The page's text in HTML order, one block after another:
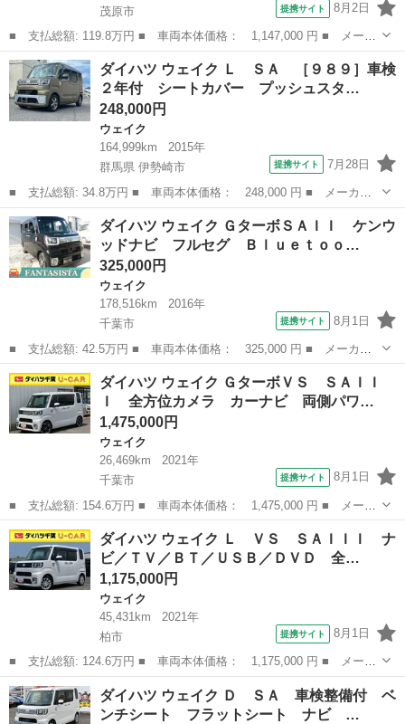
茂原市
提携サイト 8月2日
■ 支払総額: 119.8万円 ■ 車両本体価格： 1,147,000 円 ■ メーカ
ー名： ダイハツ ■ 車種名： ウェイク ■ グレード名： Ｇター
ボリミテッドＳＡＩＩＩ ８型純正ナビ 全周囲カメラ ＥＴＣ 両
側Ｐスラ...
千葉 茂原市 ウェイク
ダイハツ ウェイク Ｌ ＳＡ ［９８９］車検
２年付 シートカバー プッシュスタ…
248,000円
ウェイク
164,999km
2015年
群馬県 伊勢崎市
提携サイト 7月28日
■ 支払総額: 34.8万円 ■ 車両本体価格： 248,000 円 ■ メーカー
名： ダイハツ ■ 車種名： ウェイク ■ グレード名： Ｌ Ｓ
Ａ ［９８９］車検２年付 シートカバー プッシュスタート スマ
ートキー ＥＴ...
群馬 伊勢崎市 ウェイク
ダイハツ ウェイク ＧターボＳＡＩＩ ケンウ
ッドナビ フルセグ Ｂｌｕｅｔｏｏ…
325,000円
ウェイク
178,516km
2016年
千葉市
提携サイト 8月1日
■ 支払総額: 42.5万円 ■ 車両本体価格： 325,000 円 ■ メーカー
名： ダイハツ ■ 車種名： ウェイク ■ グレード名： Ｇターボ
ＳＡＩＩ ケンウッドナビ フルセグ Ｂｌｕｅｔｏｏｔｈ Ｂカメ
ラ 両側パワ...
千葉 千葉市 ウェイク
ダイハツ ウェイク ＧターボＶＳ ＳＡＩＩ
Ｉ 全方位カメラ カーナビ 両側パワ…
1,475,000円
ウェイク
26,469km
2021年
千葉市
提携サイト 8月1日
■ 支払総額: 154.6万円 ■ 車両本体価格： 1,475,000 円 ■ メーカ
ー名： ダイハツ ■ 車種名： ウェイク ■ グレード名： Ｇター
ボＶＳ ＳＡＩＩＩ 全方位カメラ カーナビ 両側パワースライド
ドア オ...
千葉 千葉市 ウェイク
ダイハツ ウェイク Ｌ ＶＳ ＳＡＩＩＩ ナ
ビ／ＴＶ／ＢＴ／ＵＳＢ／ＤＶＤ 全…
1,175,000円
ウェイク
45,431km
2021年
柏市
提携サイト 8月1日
■ 支払総額: 124.6万円 ■ 車両本体価格： 1,175,000 円 ■ メーカ
ー名： ダイハツ ■ 車種名： ウェイク ■ グレード名： Ｌ Ｖ
Ｓ ＳＡＩＩＩ ナビ／ＴＶ／ＢＴ／ＵＳＢ／ＤＶＤ 全周囲カメ
ラ 前後ド...
千葉 柏市 ウェイク
ダイハツ ウェイク Ｄ ＳＡ 車検整備付 ベ
ンチシート フラットシート ナビ …